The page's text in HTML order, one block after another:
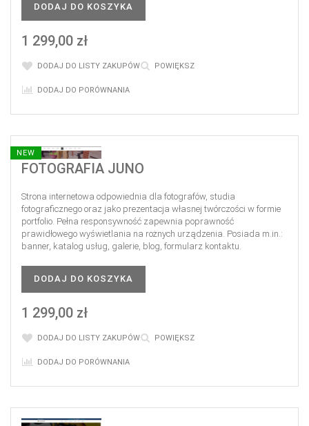
DODAJ DO KOSZYKA
1 299,00 zł
DODAJ DO LISTY ZAKUPÓW POWIĘKSZ
DODAJ DO PORÓWNANIA
FOTOGRAFIA JUNO
Strona internetowa odpowiednia dla fotografów, studia
fotograficznego oraz jako prezentacja własnej twórczości w formie
portfolio. Pełna responsywność zapewnia poprawność
prawidłowego wyświetlania na rożnych urządzenia. Posiada m.in.:
banner, katalog usług, galerie, blog, formularz kontaktu.
DODAJ DO KOSZYKA
1 299,00 zł
DODAJ DO LISTY ZAKUPÓW POWIĘKSZ
DODAJ DO PORÓWNANIA
NEW